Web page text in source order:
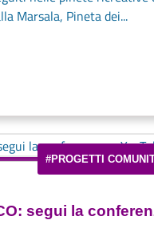
Marsala, Pineta dei...
#PROGETTI
segui la